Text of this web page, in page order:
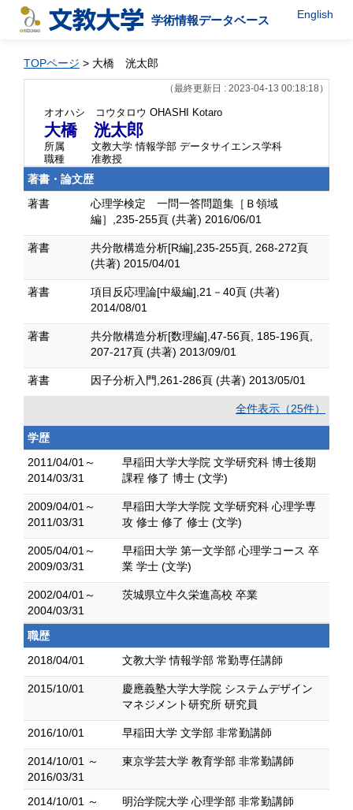
学術情報データベース English
TOPページ > 大橋 洸太郎
（最終更新日 : 2023-04-13 00:18:18）
オオハシ コウタロウ OHASHI Kotaro
大橋 洸太郎
所属
文教大学 情報学部 データサイエンス学科
職種
准教授
著書・論文歴
著書
心理学検定 一問一答問題集［Ｂ領域
編］,235-255頁 (共著) 2016/06/01
著書
共分散構造分析[R編],235-255頁, 268-272頁
(共著) 2015/04/01
著書
項目反応理論[中級編],21－40頁 (共著)
2014/08/01
著書
共分散構造分析[数理編],47-56頁, 185-196頁,
207-217頁 (共著) 2013/09/01
著書 因子分析入門,261-286頁 (共著) 2013/05/01
全件表示（25件）
学歴
2011/04/01～
2014/03/31
早稲田大学大学院 文学研究科 博士後期
課程 修了 博士 (文学)
2009/04/01～
2011/03/31
早稲田大学大学院 文学研究科 心理学専
攻 修士 修了 修士 (文学)
2005/04/01～
2009/03/31
早稲田大学 第一文学部 心理学コース 卒
業 学士 (文学)
2002/04/01～
2004/03/31
茨城県立牛久栄進高校 卒業
職歴
2018/04/01
文教大学 情報学部 常勤専任講師
2015/10/01
慶應義塾大学大学院 システムデザイン
マネジメント研究所 研究員
2016/10/01 早稲田大学 文学部 非常勤講師
2014/10/01 ～
2016/03/31
東京学芸大学 教育学部 非常勤講師
2014/10/01 ～
明治学院大学 心理学部 非常勤講師